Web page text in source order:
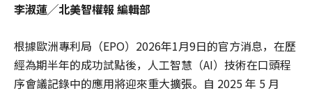
李淑蓮╱北美智權報 編輯部
根據歐洲專利局（EPO）2026年1月9日的官方消息，在歷
經為期半年的成功試點後，人工智慧（AI）技術在口頭程
序會議記錄中的應用將迎來重大擴張。自 2025 年 5 月